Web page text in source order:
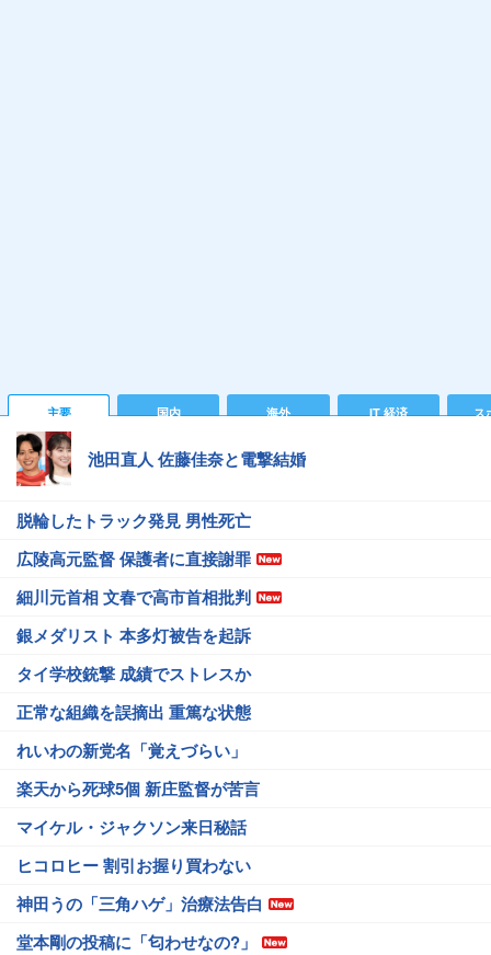
主要 国内 海外 IT 経済 ス
池田直人 佐藤佳奈と電撃結婚
脱輪したトラック発見 男性死亡
広陵高元監督 保護者に直接謝罪
細川元首相 文春で高市首相批判
銀メダリスト 本多灯被告を起訴
タイ学校銃撃 成績でストレスか
正常な組織を誤摘出 重篤な状態
れいわの新党名「覚えづらい」
楽天から死球5個 新庄監督が苦言
マイケル・ジャクソン来日秘話
ヒコロヒー 割引お握り買わない
神田うの「三角ハゲ」治療法告白
堂本剛の投稿に「匂わせなの?」